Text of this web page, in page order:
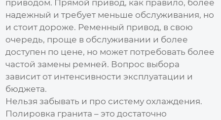
приводом. Прямой привод, как правило, более
надежный и требует меньше обслуживания, но
и стоит дороже. Ременный привод, в свою
очередь, проще в обслуживании и более
доступен по цене, но может потребовать более
частой замены ремней. Вопрос выбора
зависит от интенсивности эксплуатации и
бюджета.
Нельзя забывать и про систему охлаждения.
Полировка гранита – это достаточно